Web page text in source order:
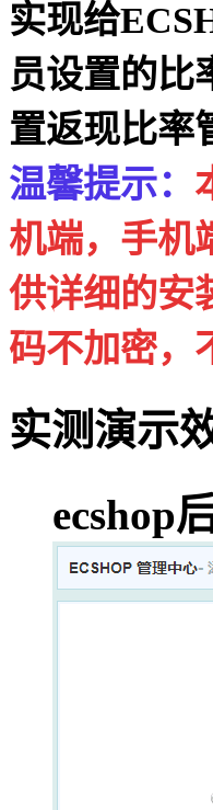
实现给
员设置的比
置返现比率
温馨提示：
机端，手机
供详细的安
码不加密，
实测演示
ecshop